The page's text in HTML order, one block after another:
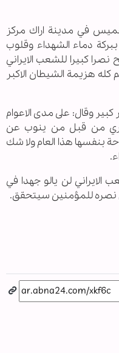
في مدينة اراك مركز
دماء الشهداء وقلوب
كبيرا للشعب الايراني
هزيمة الشيطان الاكبر
كبير وقال: على مدى الاعوام
تجري من قبل من ينوب عن
بنفسها هذا العام ولا شك
الايراني لن يالو جهدا في
نصره للمؤمنين سيتحقق.